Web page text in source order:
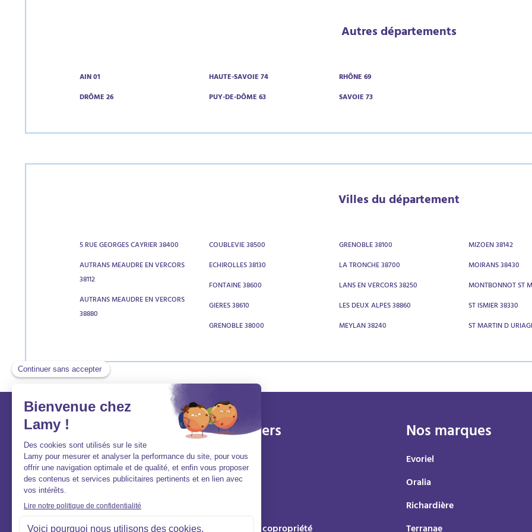
Autres départements
AIN 01
DRÔME 26
HAUTE-SAVOIE 74
PUY-DE-DÔME 63
RHÔNE 69
SAVOIE 73
Villes du département
5 RUE GEORGES CAYRIER 38400
AUTRANS MEAUDRE EN VERCORS
38112
AUTRANS MEAUDRE EN VERCORS
38880
COUBLEVIE 38500
ECHIROLLES 38130
FONTAINE 38600
GIERES 38610
GRENOBLE 38000
GRENOBLE 38100
LA TRONCHE 38700
LANS EN VERCORS 38250
LES DEUX ALPES 38860
MEYLAN 38240
MIZOEN 38142
MOIRANS 38430
MONTBONNOT ST
ST ISMIER 38330
ST MARTIN D
Lamy et vous
Aide et contact
FAQ
Qui sommes-nous ?
Aller vers
Acheter
Louer
Nos marques
Evoriel
Oralia
Richardière